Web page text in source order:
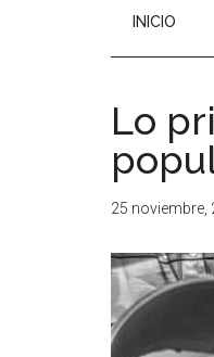
INICIO
Lo
25 noviembre,